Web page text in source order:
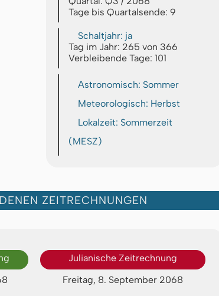
Tage bis Quartalsende: 9
Schaltjahr: ja
Tag im Jahr: 265 von 366
Verbleibende Tage: 101
Astronomisch: Sommer
Meteorologisch: Herbst
Lokalzeit: Sommerzeit
(MESZ)
ZEITRECHNUNGEN
Julianische Zeitrechnung
Freitag, 8. September 2068